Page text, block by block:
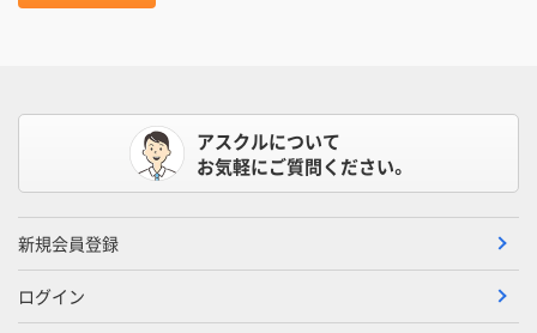
アスクルについて
お気軽にご質問ください。
新規会員登録
ログイン